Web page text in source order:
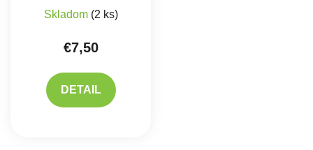
Skladom (2 ks)
€7,50
DETAIL